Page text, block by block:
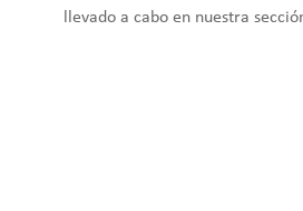
llevado a cabo en nuestra